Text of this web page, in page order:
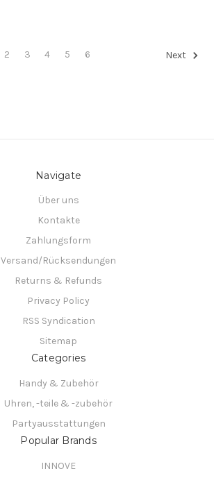
2 3 4 5 6 Next
Navigate
Über uns
Kontakte
Zahlungsform
Versand/Rücksendungen
Returns & Refunds
Privacy Policy
RSS Syndication
Sitemap
Categories
Handy & Zubehör
Uhren, -teile & -zubehör
Partyausstattungen
Popular Brands
INNOVE